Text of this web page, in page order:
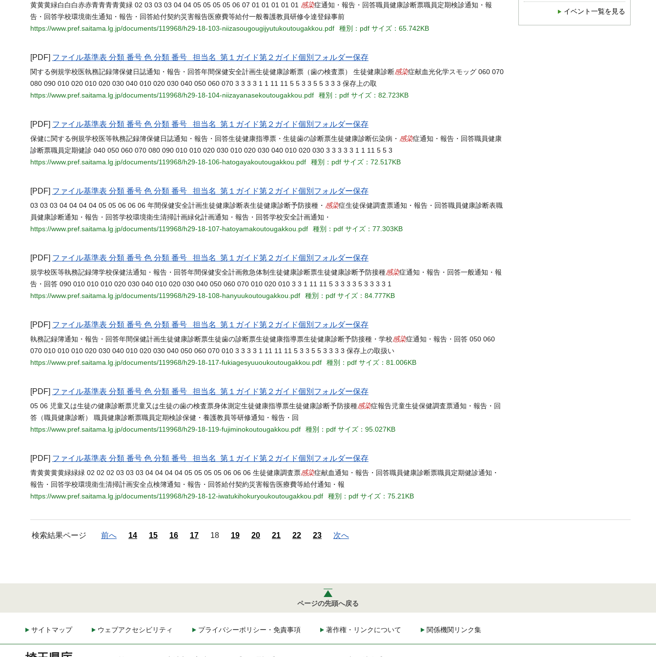
イベント一覧を見る
黄黄黄緑白白白赤赤青青青青黄緑 02 03 03 03 04 04 05 05 05 05 06 07 01 01 01 01 01 感染症通知・報告・回答職員健康診断票職員定期検診通知・報
告・回答学校環境衛生通知・報告・回答給付契約災害報告医療費等給付一般養護教員研修令達登録事前
https://www.pref.saitama.lg.jp/documents/119968/h29-18-103-niizasougougijyutukoutougakkou.pdf
種別：pdf サイズ：65.742KB
[PDF] ファイル基準表 分類 番号 色 分類 番号 担当名 第１ガイド第２ガイド個別フォルダー保存
関する例規学校医執務記録簿保健日誌通知・報告・回答年間保健安全計画生徒健康診断票（歯の検査票） 生徒健康診断感染症献血光化学スモッグ 060 070
080 090 010 020 010 020 030 040 010 020 030 040 050 060 070 3 3 3 3 1 1 11 11 5 5 3 3 5 5 3 3 3 保存上の取
https://www.pref.saitama.lg.jp/documents/119968/h29-18-104-niizayanasekoutougakkou.pdf
種別：pdf サイズ：82.723KB
[PDF] ファイル基準表 分類 番号 色 分類 番号 担当名 第１ガイド第２ガイド個別フォルダー保存
保健に関する例規学校医等執務記録簿保健日誌通知・報告・回答生徒健康指導票・生徒歯の診断票生徒健康診断伝染病・ 感染症通知・報告・回答職員健康
診断票職員定期健診 040 050 060 070 080 090 010 010 020 030 010 020 030 040 010 020 030 3 3 3 3 3 1 1 11 5 5 3
https://www.pref.saitama.lg.jp/documents/119968/h29-18-106-hatogayakoutougakkou.pdf
種別：pdf サイズ：72.517KB
[PDF] ファイル基準表 分類 番号 色 分類 番号 担当名 第１ガイド第２ガイド個別フォルダー保存
03 03 03 04 04 04 04 05 05 06 06 06 年間保健安全計画生徒健康診断表生徒健康診断予防接種・ 感染症生徒保健調査票通知・報告・回答職員健康診断表職
員健康診断通知・報告・回答学校環境衛生清掃計画緑化計画通知・報告・回答学校安全計画通知・
https://www.pref.saitama.lg.jp/documents/119968/h29-18-107-hatoyamakoutougakkou.pdf
種別：pdf サイズ：77.303KB
[PDF] ファイル基準表 分類 番号 色 分類 番号 担当名 第１ガイド第２ガイド個別フォルダー保存
規学校医等執務記録簿学校保健法通知・報告・回答年間保健安全計画救急体制生徒健康診断票生徒健康診断予防接種感染症通知・報告・回答一般通知・報
告・回答 090 010 010 010 020 030 040 010 020 030 040 050 060 070 010 020 010 3 3 1 11 11 5 3 3 3 3 5 3 3 3 3 1
https://www.pref.saitama.lg.jp/documents/119968/h29-18-108-hanyuukoutougakkou.pdf
種別：pdf サイズ：84.777KB
[PDF] ファイル基準表 分類 番号 色 分類 番号 担当名 第１ガイド第２ガイド個別フォルダー保存
執務記録簿通知・報告・回答年間保健計画生徒健康診断票生徒歯の診断票生徒健康指導票生徒健康診断予防接種・学校感染症通知・報告・回答 050 060
070 010 010 010 020 030 040 010 020 030 040 050 060 070 010 3 3 3 3 1 11 11 11 5 3 3 5 5 3 3 3 3 保存上の取扱い
https://www.pref.saitama.lg.jp/documents/119968/h29-18-117-fukiagesyuuoukoutougakkou.pdf
種別：pdf サイズ：81.006KB
[PDF] ファイル基準表 分類 番号 色 分類 番号 担当名 第１ガイド第２ガイド個別フォルダー保存
05 06 児童又は生徒の健康診断票児童又は生徒の歯の検査票身体測定生徒健康指導票生徒健康診断予防接種感染症報告児童生徒保健調査票通知・報告・回
答（職員健康診断） 職員健康診断票職員定期検診保健・養護教員等研修通知・報告・回
https://www.pref.saitama.lg.jp/documents/119968/h29-18-119-fujiminokoutougakkou.pdf
種別：pdf サイズ：95.027KB
[PDF] ファイル基準表 分類 番号 色 分類 番号 担当名 第１ガイド第２ガイド個別フォルダー保存
青黄黄黄黄緑緑緑 02 02 02 03 03 03 04 04 04 04 05 05 05 05 06 06 06 生徒健康調査票感染症献血通知・報告・回答職員健康診断票職員定期健診通知・
報告・回答学校環境衛生清掃計画安全点検簿通知・報告・回答給付契約災害報告医療費等給付通知・報
https://www.pref.saitama.lg.jp/documents/119968/h29-18-12-iwatukihokuryoukoutougakkou.pdf
種別：pdf サイズ：75.21KB
検索結果ページ 前へ 14 15 16 17 18 19 20 21 22 23 次へ
ページの先頭へ戻る
サイトマップ ウェブアクセシビリティ プライバシーポリシー・免責事項 著作権・リンクについて 関係機関リンク集